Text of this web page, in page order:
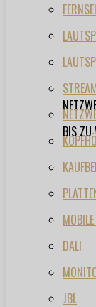
BIS ZU
DALI
JBL